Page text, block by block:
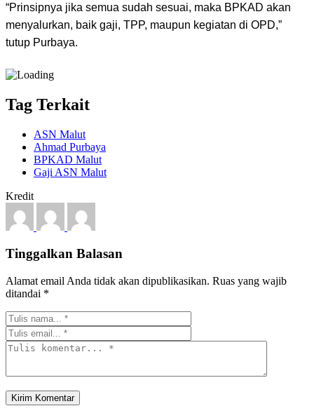
“Prinsipnya jika semua sudah sesuai, maka BPKAD akan
menyalurkan, baik gaji, TPP, maupun kegiatan di OPD,”
tutup Purbaya.
Tag Terkait
ASN Malut
Ahmad Purbaya
BPKAD Malut
Gaji ASN Malut
Kredit
Tinggalkan Balasan
Alamat email Anda tidak akan dipublikasikan. Ruas yang wajib
ditandai *